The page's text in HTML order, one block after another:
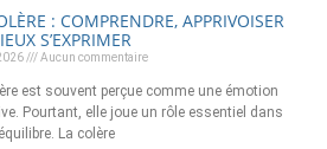
: COMPRENDRE, APPRIVOISER
S’EXPRIMER
Aucun commentaire
est souvent perçue comme une émotion
Pourtant, elle joue un rôle essentiel dans
La colère